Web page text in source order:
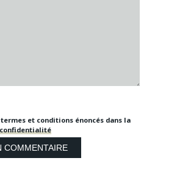
et conditions énoncés dans la